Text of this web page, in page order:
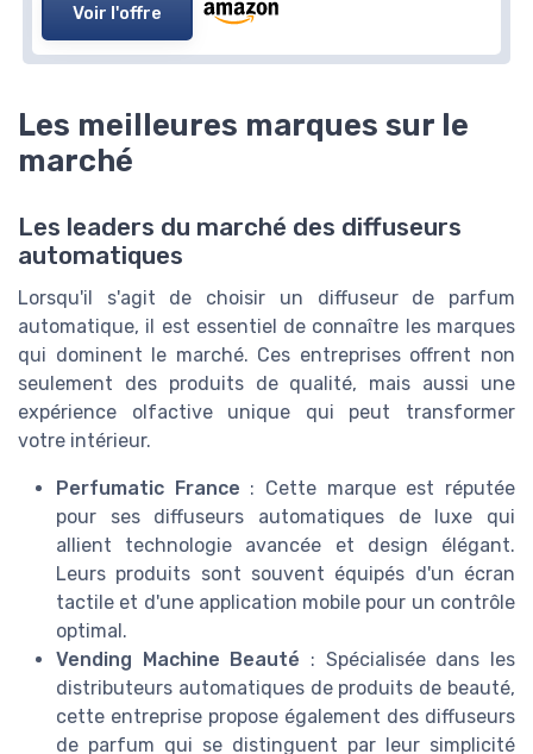
Voir l'offre
Les meilleures marques sur le
marché
Les leaders du marché des diffuseurs
automatiques
Lorsqu'il s'agit de choisir un diffuseur de parfum
automatique, il est essentiel de connaître les marques
qui dominent le marché. Ces entreprises offrent non
seulement des produits de qualité, mais aussi une
expérience olfactive unique qui peut transformer
votre intérieur.
Perfumatic France : Cette marque est réputée
pour ses diffuseurs automatiques de luxe qui
allient technologie avancée et design élégant.
Leurs produits sont souvent équipés d'un écran
tactile et d'une application mobile pour un contrôle
optimal.
Vending Machine Beauté : Spécialisée dans les
distributeurs automatiques de produits de beauté,
cette entreprise propose également des diffuseurs
de parfum qui se distinguent par leur simplicité